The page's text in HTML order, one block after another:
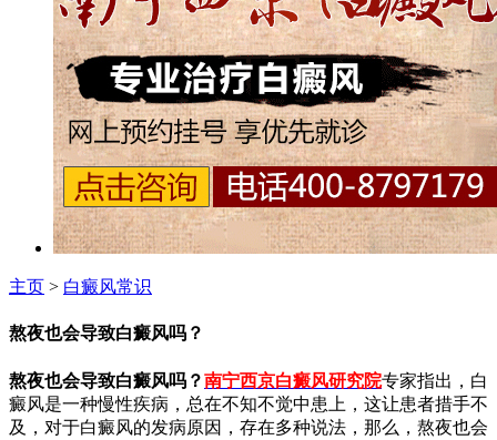
主页 > 白癜风常识
熬夜也会导致白癜风吗？
熬夜也会导致白癜风吗？南宁西京白癜风研究院专家指出， 白
癜风是一种慢性疾病，总在不知不觉中患上，这让患者措手不
及，对于白癜风的发病原因，存在多种说法，那么，熬夜也会